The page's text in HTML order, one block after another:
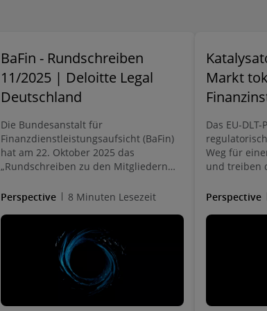
BaFin - Rundschreiben
11/2025 | Deloitte Legal
Deutschland
Die Bundesanstalt für
Finanzdienstleistungsaufsicht (BaFin)
hat am 22. Oktober 2025 das
„Rundschreiben zu den Mitgliedern
Verwaltungs- und Aufsichtsorganen
Proper (FAP) Rundschreiben,
veröffentlicht.
Perspective 8 Minuten Lesezeit
Markt
Deloitte
Das EU-
Weg für
und treiben
deutschen
Perspective